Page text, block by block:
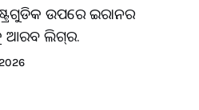
ଉପରେ ଇରାନର
ଆରବ ଲିଗ୍‌ର.